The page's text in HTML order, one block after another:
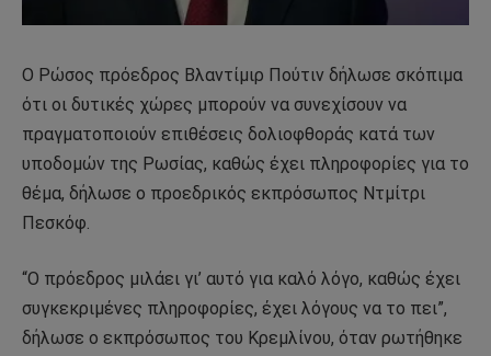
Ο Ρώσος πρόεδρος Βλαντίμιρ Πούτιν δήλωσε σκόπιμα
ότι οι δυτικές χώρες μπορούν να συνεχίσουν να
πραγματοποιούν επιθέσεις δολιοφθοράς κατά των
υποδομών της Ρωσίας, καθώς έχει πληροφορίες για το
θέμα, δήλωσε ο προεδρικός εκπρόσωπος Ντμίτρι
Πεσκόφ.
“Ο πρόεδρος μιλάει γι’ αυτό για καλό λόγο, καθώς έχει
συγκεκριμένες πληροφορίες, έχει λόγους να το πει”,
δήλωσε ο εκπρόσωπος του Κρεμλίνου, όταν ρωτήθηκε